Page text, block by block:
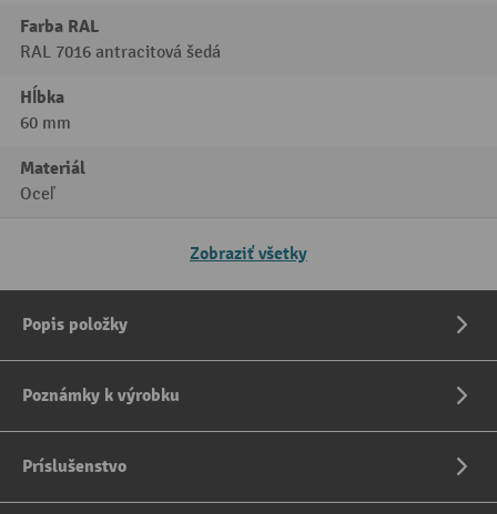
Farba RAL
RAL 7016 antracitová šedá
Hĺbka
60 mm
Materiál
Oceľ
Zobraziť všetky
Popis položky
Poznámky k výrobku
Príslušenstvo